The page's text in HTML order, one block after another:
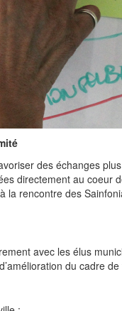
des échanges
directement au coeur
la rencontre des
avec les élus
du cadre de